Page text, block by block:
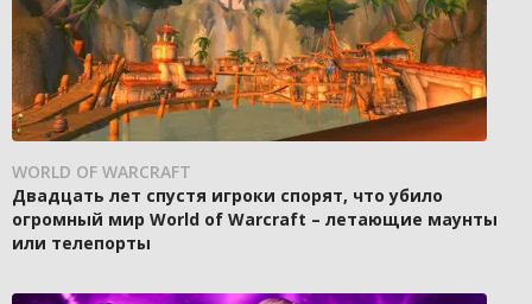
WORLD OF WARCRAFT
Двадцать лет спустя игроки спорят, что убило
огромный мир World of Warcraft – летающие маунты
или телепорты